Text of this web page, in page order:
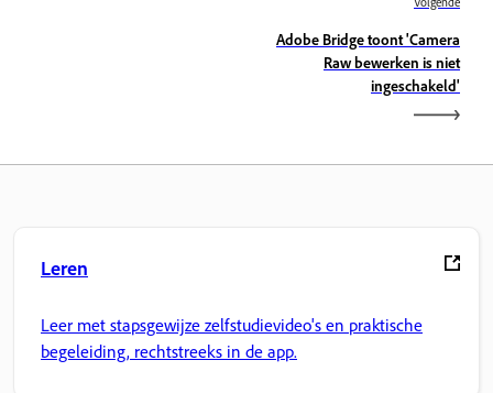
Adobe Bridge toont 'Camera
Raw bewerken is niet
ingeschakeld'
Leren
Leer met stapsgewijze zelfstudievideo's en praktische
begeleiding, rechtstreeks in de app.